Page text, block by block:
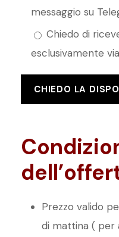
messaggio su
Chiedo di
esclusivamente
Prezzo valido
di mattina ( per